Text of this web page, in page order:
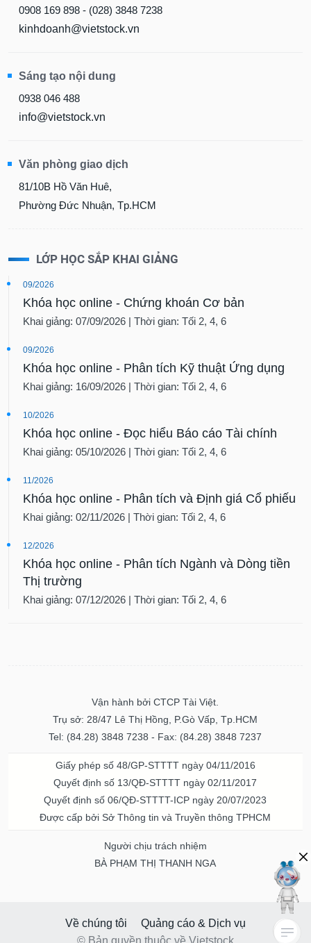
0908 169 898 - (028) 3848 7238
kinhdoanh@vietstock.vn
Sáng tạo nội dung
0938 046 488
info@vietstock.vn
Văn phòng giao dịch
81/10B Hồ Văn Huê,
Phường Đức Nhuận, Tp.HCM
LỚP HỌC SẮP KHAI GIẢNG
09/2026
Khóa học online - Chứng khoán Cơ bản
Khai giảng: 07/09/2026 | Thời gian: Tối 2, 4, 6
09/2026
Khóa học online - Phân tích Kỹ thuật Ứng dụng
Khai giảng: 16/09/2026 | Thời gian: Tối 2, 4, 6
10/2026
Khóa học online - Đọc hiểu Báo cáo Tài chính
Khai giảng: 05/10/2026 | Thời gian: Tối 2, 4, 6
11/2026
Khóa học online - Phân tích và Định giá Cổ phiếu
Khai giảng: 02/11/2026 | Thời gian: Tối 2, 4, 6
12/2026
Khóa học online - Phân tích Ngành và Dòng tiền
Thị trường
Khai giảng: 07/12/2026 | Thời gian: Tối 2, 4, 6
Vận hành bởi CTCP Tài Việt.
Trụ sở: 28/47 Lê Thị Hồng, P.Gò Vấp, Tp.HCM
Tel: (84.28) 3848 7238 - Fax: (84.28) 3848 7237
Giấy phép số 48/GP-STTTT ngày 04/11/2016
Quyết định số 13/QĐ-STTTT ngày 02/11/2017
Quyết định số 06/QĐ-STTTT-ICP ngày 20/07/2023
Được cấp bởi Sở Thông tin và Truyền thông TPHCM
Người chịu trách nhiệm
BÀ PHẠM THỊ THANH NGA
Về chúng tôi
Quảng cáo & Dịch vụ
© Bản quyền thuộc về Vietstock